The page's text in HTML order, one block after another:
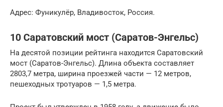
Адрес: Фуникулёр, Владивосток, Россия.
10 Саратовский мост (Саратов-Энгельс)
На десятой позиции рейтинга находится Саратовский
мост (Саратов-Энгельс). Длина объекта составляет
2803,7 метра, ширина проезжей части — 12 метров,
пешеходных тротуаров — 1,5 метра.